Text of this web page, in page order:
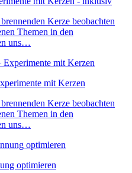
Kerze beobachten
Themen in den
uns…
mit Kerzen
Kerze beobachten
Themen in den
uns…
optimieren